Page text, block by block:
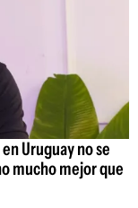
Uruguay no se
mucho mejor que